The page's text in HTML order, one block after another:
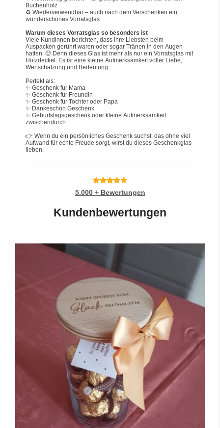
Buchenholz
♻️ Wiederverwendbar – auch nach dem Verschenken ein
wunderschönes Vorratsglas
Warum dieses Vorratsglas so besonders ist
Viele Kundinnen berichten, dass ihre Liebsten beim
Auspacken gerührt waren oder sogar Tränen in den Augen
hatten. 🥺 Denn dieses Glas ist mehr als nur ein Vorratsglas mit
Holzdeckel: Es ist eine kleine Aufmerksamkeit voller Liebe,
Wertschätzung und Bedeutung.
Perfekt als:
✨ Geschenk für Mama
✨ Geschenk für Freundin
✨ Geschenk für Tochter oder Papa
✨ Dankeschön Geschenk
✨ Geburtstagsgeschenk oder kleine Aufmerksamkeit
zwischendurch
👉 Wenn du ein persönliches Geschenk suchst, das ohne viel
Aufwand für echte Freude sorgt, wirst du dieses Geschenkglas
lieben.
5.000 + Bewertungen
Kundenbewertungen